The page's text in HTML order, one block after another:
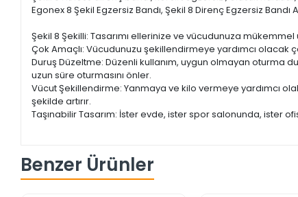
Egonex 8 Şekil Egzersiz Bandı, Şekil 8 Direnç Egzersiz
Şekil 8 Şekilli: Tasarımı ellerinize ve vücudunuza
Çok Amaçlı: Vücudunuzu şekillendirmeye yardımcı olacak
Duruş Düzeltme: Düzenli kullanım, uygun olmayan oturma
uzun süre oturmasını önler.
Vücut Şekillendirme: Yanmaya ve kilo vermeye yardımcı
şekilde artırır.
Taşınabilir Tasarım: İster evde, ister spor salonunda, ister
Benzer Ürünler